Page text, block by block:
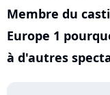
Membre du
Europe 1
à d'autres